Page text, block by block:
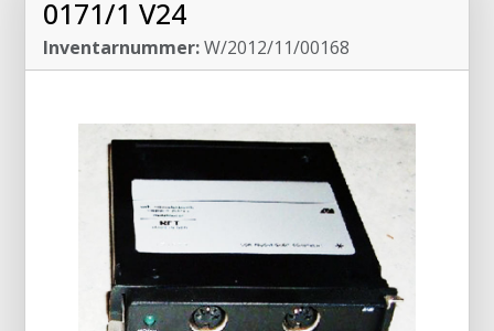
0171/1 V24
Inventarnummer:W/2012/11/00168